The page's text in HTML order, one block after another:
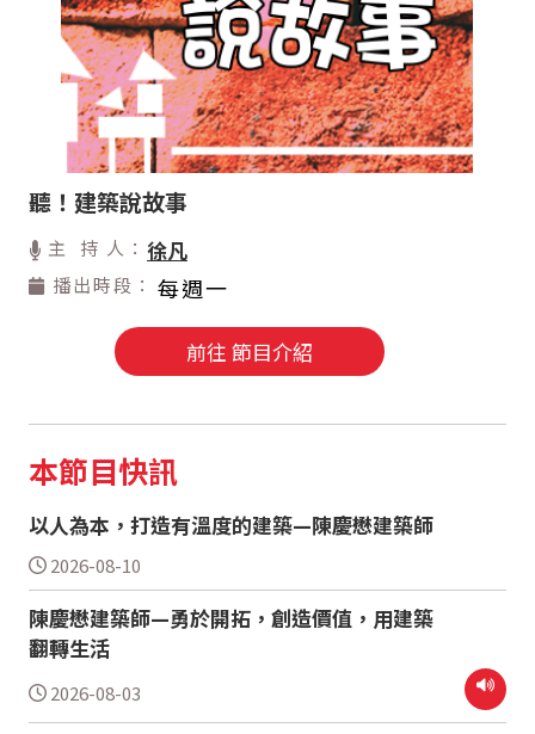
聽！建築說故事
主 持 人： 徐凡
播出時段： 每週一
前往 節目介紹
本節目快訊
以人為本，打造有溫度的建築—陳慶懋建築師
2026-08-10
陳慶懋建築師—勇於開拓，創造價值，用建築
翻轉生活
2026-08-03